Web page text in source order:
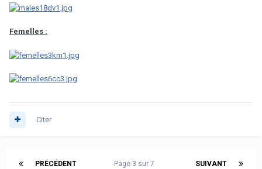
Femelles :
Citer
PRÉCÉDENT SUIVANT
Page 3 sur 7